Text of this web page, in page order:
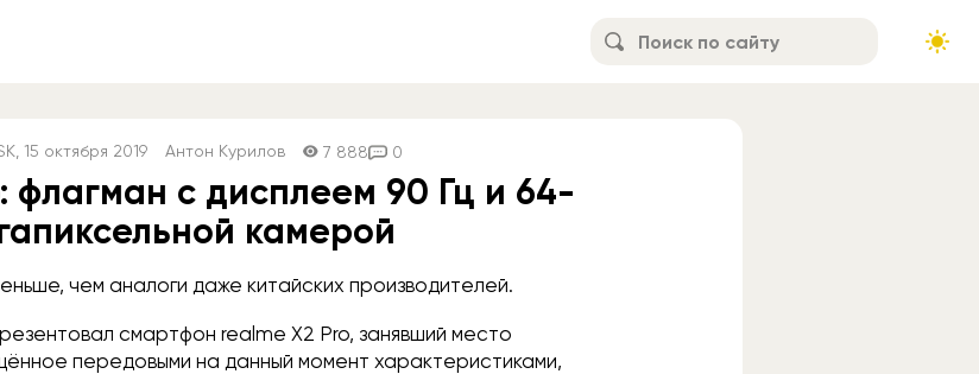
, 15 октября 2019 Антон Курилов 7 888 0
флагман с дисплеем 90 Гц и 64-
камерой
чем аналоги даже китайских производителей.
смартфон realme X2 Pro, занявший место
передовыми на данный момент характеристиками,